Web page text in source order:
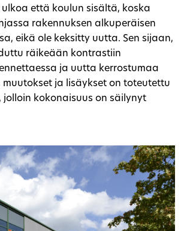
että koulun sisältä, koska
rakennuksen alkuperäisen
eikä ole keksitty uutta. Sen sijaan,
räikeään kontrastiin
ja uutta kerrostumaa
muutokset ja lisäykset on toteutettu
jolloin kokonaisuus on säilynyt